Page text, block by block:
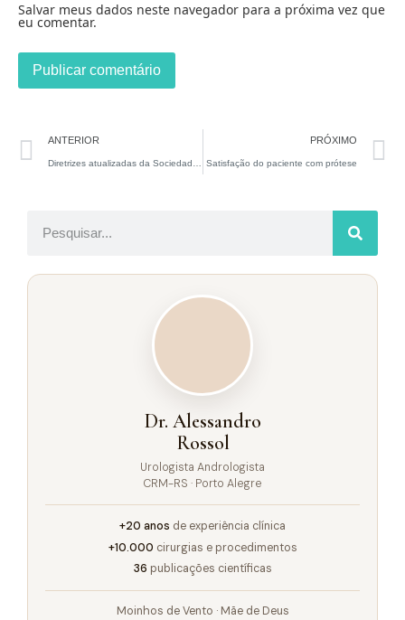
Salvar meus dados neste navegador para a próxima vez que
eu comentar.
ANTERIOR PRÓXIMO
Satisfação do paciente com prótese
Dr. Alessandro
Rossol
Urologista Andrologista
CRM-RS · Porto Alegre
+20 anos de experiência clínica
+10.000 cirurgias e procedimentos
36 publicações científicas
Moinhos de Vento · Mãe de Deus